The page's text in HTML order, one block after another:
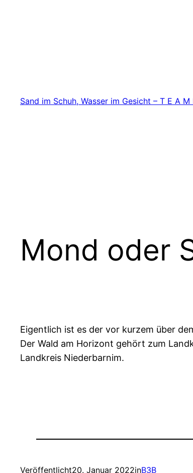
Sand im Schuh, Wasser im Gesicht – T E A
Mond oder
Eigentlich ist es der vor kurzem über
Der Wald am Horizont gehört zum
Landkreis Niederbarnim.
Veröffentlicht20. Januar 2022inB3B